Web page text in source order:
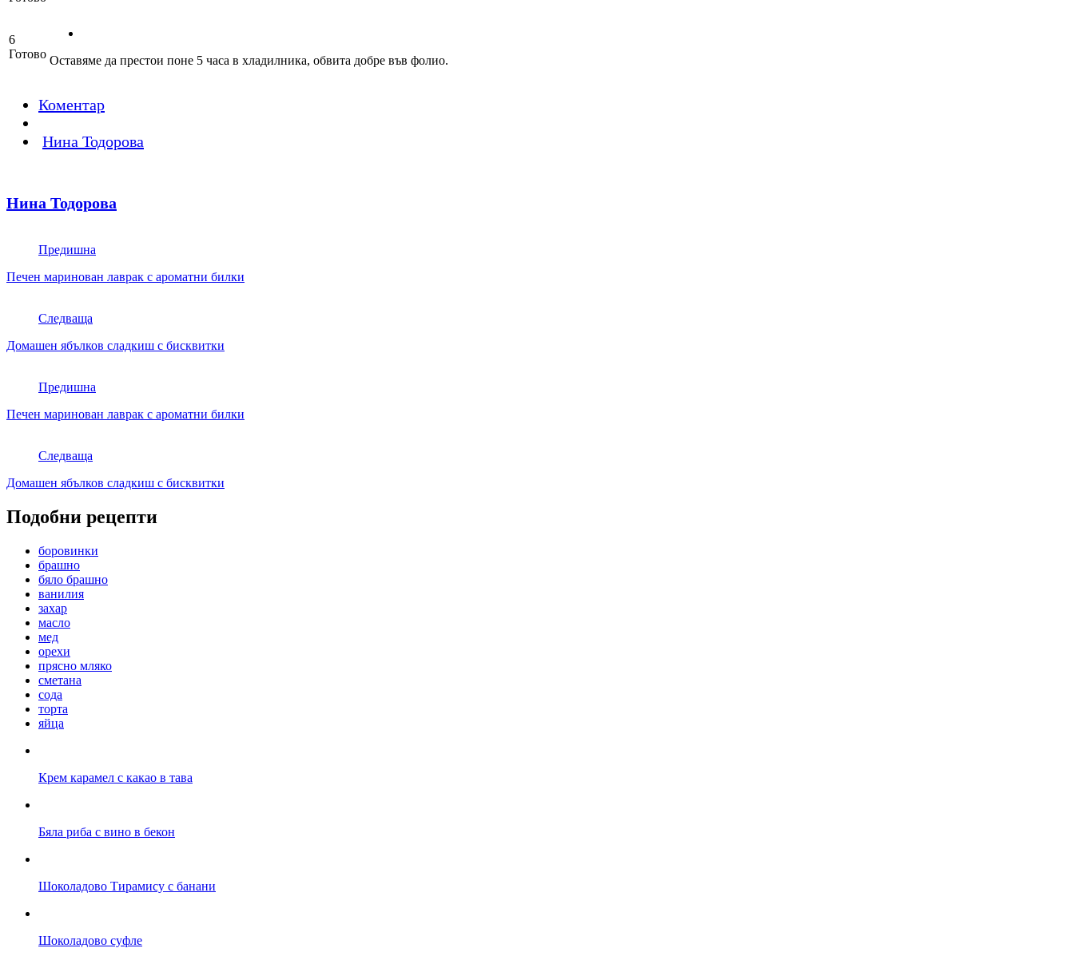
6
Готово Оставяме да престои поне 5 часа в хладилника, обвита добре във фолио.
Коментар
Нина Тодорова
Нина Тодорова
Предишна
Печен маринован лаврак с ароматни билки
Следваща
Домашен ябълков сладкиш с бисквитки
Предишна
Печен маринован лаврак с ароматни билки
Следваща
Домашен ябълков сладкиш с бисквитки
Подобни рецепти
боровинки
брашно
бяло брашно
ванилия
захар
масло
мед
орехи
прясно мляко
сметана
сода
торта
яйца
Крем карамел с какао в тава
Бяла риба с вино в бекон
Шоколадово Tирамису с банани
Шоколадово суфле